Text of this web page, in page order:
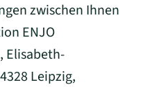
zwischen Ihnen
ENJO
Elisabeth-
Leipzig,